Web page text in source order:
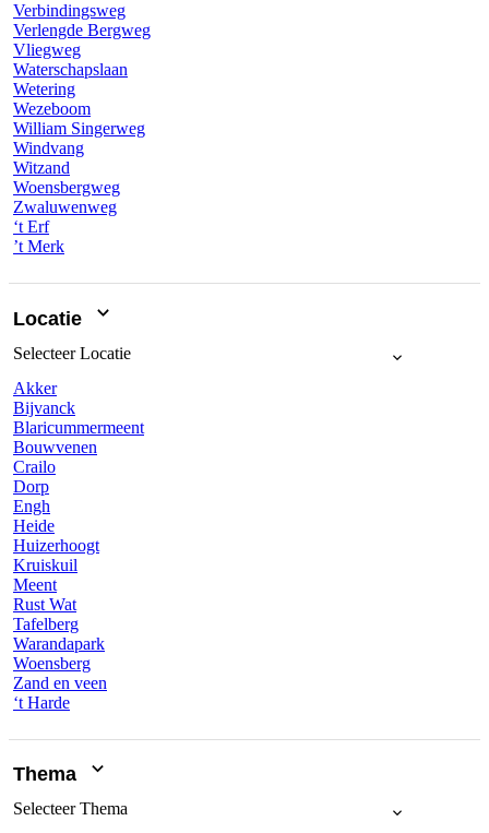
Verbindingsweg
Verlengde Bergweg
Vliegweg
Waterschapslaan
Wetering
Wezeboom
William Singerweg
Windvang
Witzand
Woensbergweg
Zwaluwenweg
‘t Erf
’t Merk
Locatie
SelecteerLocatie
Akker
Bijvanck
Blaricummermeent
Bouwvenen
Crailo
Dorp
Engh
Heide
Huizerhoogt
Kruiskuil
Meent
Rust Wat
Tafelberg
Warandapark
Woensberg
Zand en veen
‘t Harde
Thema
SelecteerThema